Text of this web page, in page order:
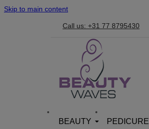
Skip to main content
Call us: +31 77 8795430
BEAUTY PEDICURE